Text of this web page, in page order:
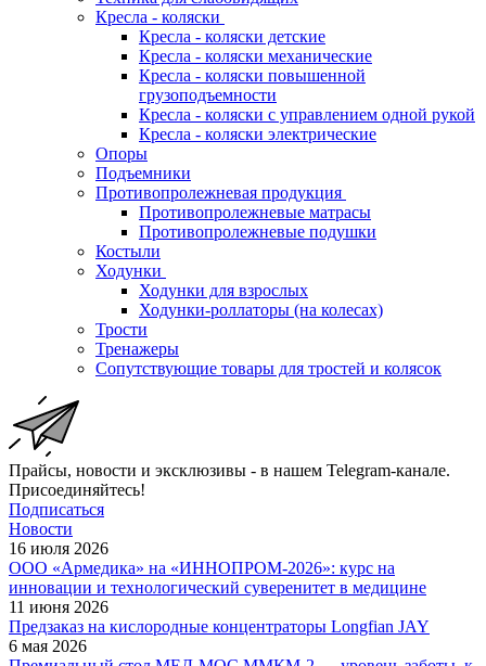
Кресла - коляски
Кресла - коляски детские
Кресла - коляски механические
Кресла - коляски повышенной
грузоподъемности
Кресла - коляски с управлением одной рукой
Кресла - коляски электрические
Опоры
Подъемники
Противопролежневая продукция
Противопролежневые матрасы
Противопролежневые подушки
Костыли
Ходунки
Ходунки для взрослых
Ходунки-роллаторы (на колесах)
Трости
Тренажеры
Сопутствующие товары для тростей и колясок
Прайсы, новости и эксклюзивы - в нашем Telegram-канале.
Присоединяйтесь!
Подписаться
Новости
16 июля 2026
ООО «Армедика» на «ИННОПРОМ-2026»: курс на
инновации и технологический суверенитет в медицине
11 июня 2026
Предзаказ на кислородные концентраторы Longfian JAY
6 мая 2026